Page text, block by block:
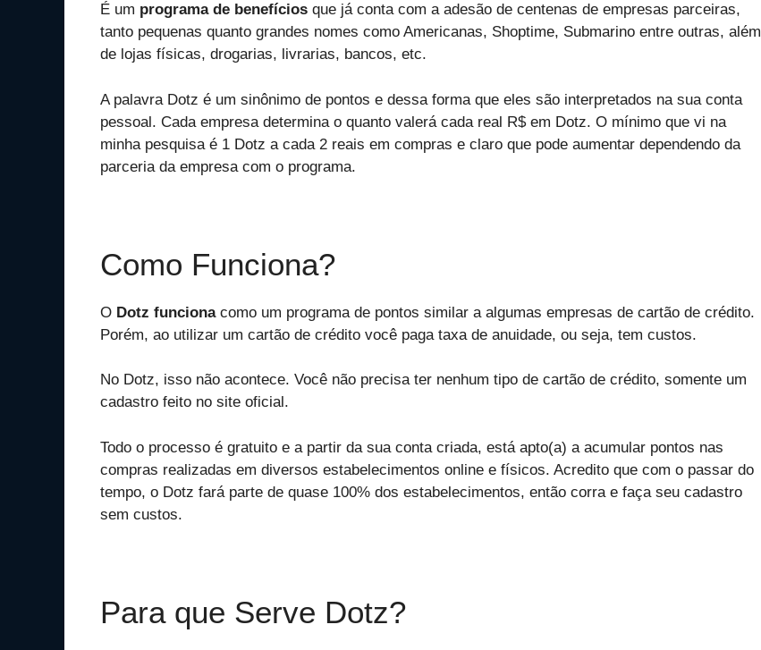
É um programa de benefícios que já conta com a adesão de centenas de empresas parceiras,
tanto pequenas quanto grandes nomes como Americanas, Shoptime, Submarino entre outras, além
de lojas físicas, drogarias, livrarias, bancos, etc.
A palavra Dotz é um sinônimo de pontos e dessa forma que eles são interpretados na sua conta
pessoal. Cada empresa determina o quanto valerá cada real R$ em Dotz. O mínimo que vi na
minha pesquisa é 1 Dotz a cada 2 reais em compras e claro que pode aumentar dependendo da
parceria da empresa com o programa.
Como Funciona?
O Dotz funcionacomo um programa de pontos similar a algumas empresas de cartão de crédito.
Porém, ao utilizar um cartão de crédito você paga taxa de anuidade, ou seja, tem custos.
No Dotz, isso não acontece. Você não precisa ter nenhum tipo de cartão de crédito, somente um
cadastro feito no site oficial.
Todo o processo é gratuito e a partir da sua conta criada, está apto(a) a acumular pontos nas
compras realizadas em diversos estabelecimentos online e físicos. Acredito que com o passar do
tempo, o Dotz fará parte de quase 100% dos estabelecimentos, então corra e faça seu cadastro
sem custos.
Para que Serve Dotz?